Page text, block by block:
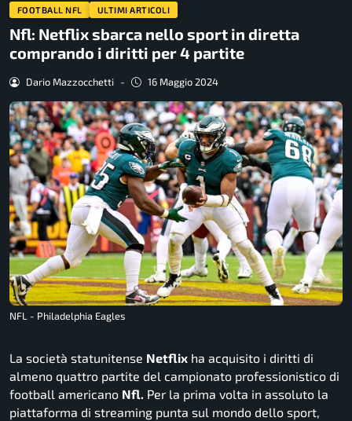
FOOTBALL NFL ULTIMI ARTICOLI
Nfl: Netflix sbarca nello sport in diretta
comprando i diritti per 4 partite
Dario Mazzocchetti - 16 Maggio 2024
NFL - Philadelphia Eagles
La società statunitense Netflix ha acquisito i diritti di
almeno quattro partite del campionato professionistico di
football americano Nfl. Per la prima volta in assoluto la
piattaforma di streaming punta sul mondo dello sport,